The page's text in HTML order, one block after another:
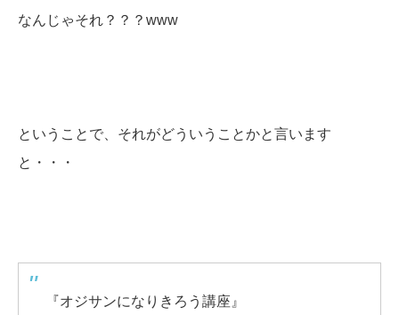
なんじゃそれ？？？www
ということで、それがどういうことかと言います
と・・・
『オジサンになりきろう講座』